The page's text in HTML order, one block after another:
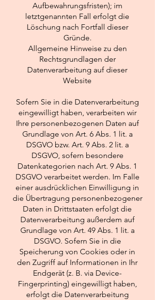
Aufbewahrungsfristen); im
letztgenannten Fall erfolgt die
Löschung nach Fortfall dieser
Gründe.
Allgemeine Hinweise zu den
Rechtsgrundlagen der
Datenverarbeitung auf dieser
Website
Sofern Sie in die Datenverarbeitung
eingewilligt haben, verarbeiten wir
Ihre personenbezogenen Daten auf
Grundlage von Art. 6 Abs. 1 lit. a
DSGVO bzw. Art. 9 Abs. 2 lit. a
DSGVO, sofern besondere
Datenkategorien nach Art. 9 Abs. 1
DSGVO verarbeitet werden. Im Falle
einer ausdrücklichen Einwilligung in
die Übertragung personenbezogener
Daten in Drittstaaten erfolgt die
Datenverarbeitung außerdem auf
Grundlage von Art. 49 Abs. 1 lit. a
DSGVO. Sofern Sie in die
Speicherung von Cookies oder in
den Zugriff auf Informationen in Ihr
Endgerät (z. B. via Device-
Fingerprinting) eingewilligt haben,
erfolgt die Datenverarbeitung